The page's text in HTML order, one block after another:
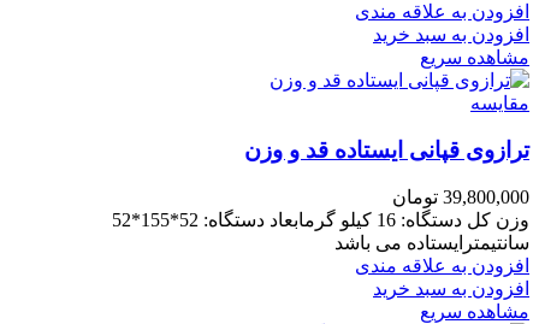
افزودن به علاقه مندی
افزودن به سبد خرید
مشاهده سریع
مقایسه
ترازوی قپانی ایستاده قد و وزن
39,800,000 تومان
وزن کل دستگاه: 16 کیلو گرمابعاد دستگاه: 52*155*52
سانتیمترایستاده می باشد
افزودن به علاقه مندی
افزودن به سبد خرید
مشاهده سریع